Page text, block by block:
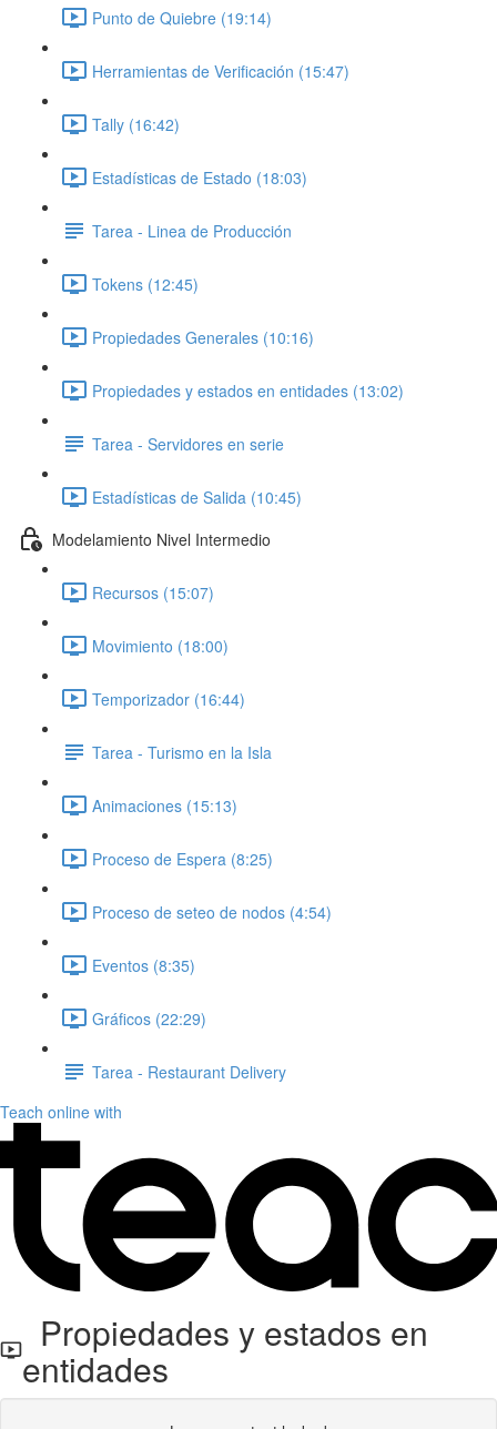
Punto de Quiebre (19:14)
Herramientas de Verificación (15:47)
Tally (16:42)
Estadísticas de Estado (18:03)
Tarea - Linea de Producción
Tokens (12:45)
Propiedades Generales (10:16)
Propiedades y estados en entidades (13:02)
Tarea - Servidores en serie
Estadísticas de Salida (10:45)
Modelamiento Nivel Intermedio
Recursos (15:07)
Movimiento (18:00)
Temporizador (16:44)
Tarea - Turismo en la Isla
Animaciones (15:13)
Proceso de Espera (8:25)
Proceso de seteo de nodos (4:54)
Eventos (8:35)
Gráficos (22:29)
Tarea - Restaurant Delivery
Teach online with
Propiedades y estados en
entidades